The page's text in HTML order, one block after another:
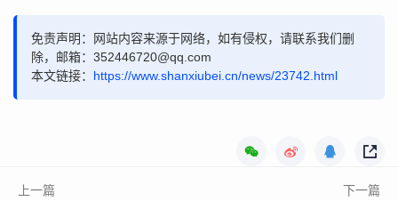
免责声明：网站内容来源于网络，如有侵权，请联系我们删
除，邮箱：352446720@qq.com
本文链接： https://www.shanxiubei.cn/news/23742.html
上一篇 下一篇